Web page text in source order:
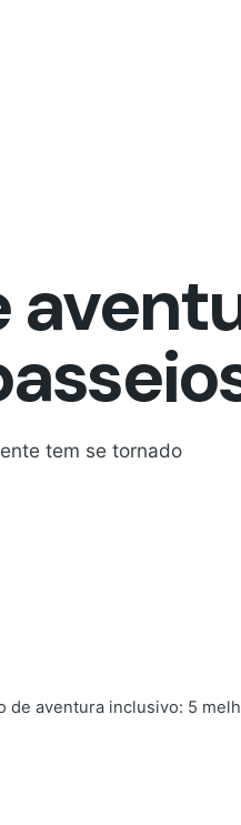
tem se tornado
de aventura inclusivo: 5